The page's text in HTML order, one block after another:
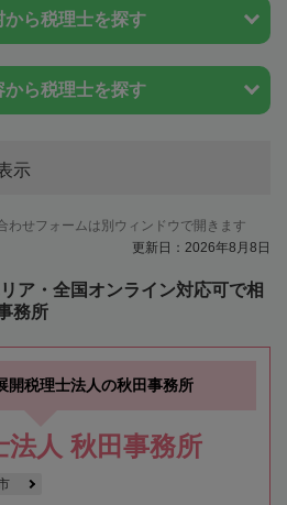
から税理士を探す
から税理士を探す
示
わせフォームは別ウィンドウで開きます
更新日：2026年8月8日
ア・全国オンライン対応可で相
務所
開税理士法人の秋田事務所
法人 秋田事務所